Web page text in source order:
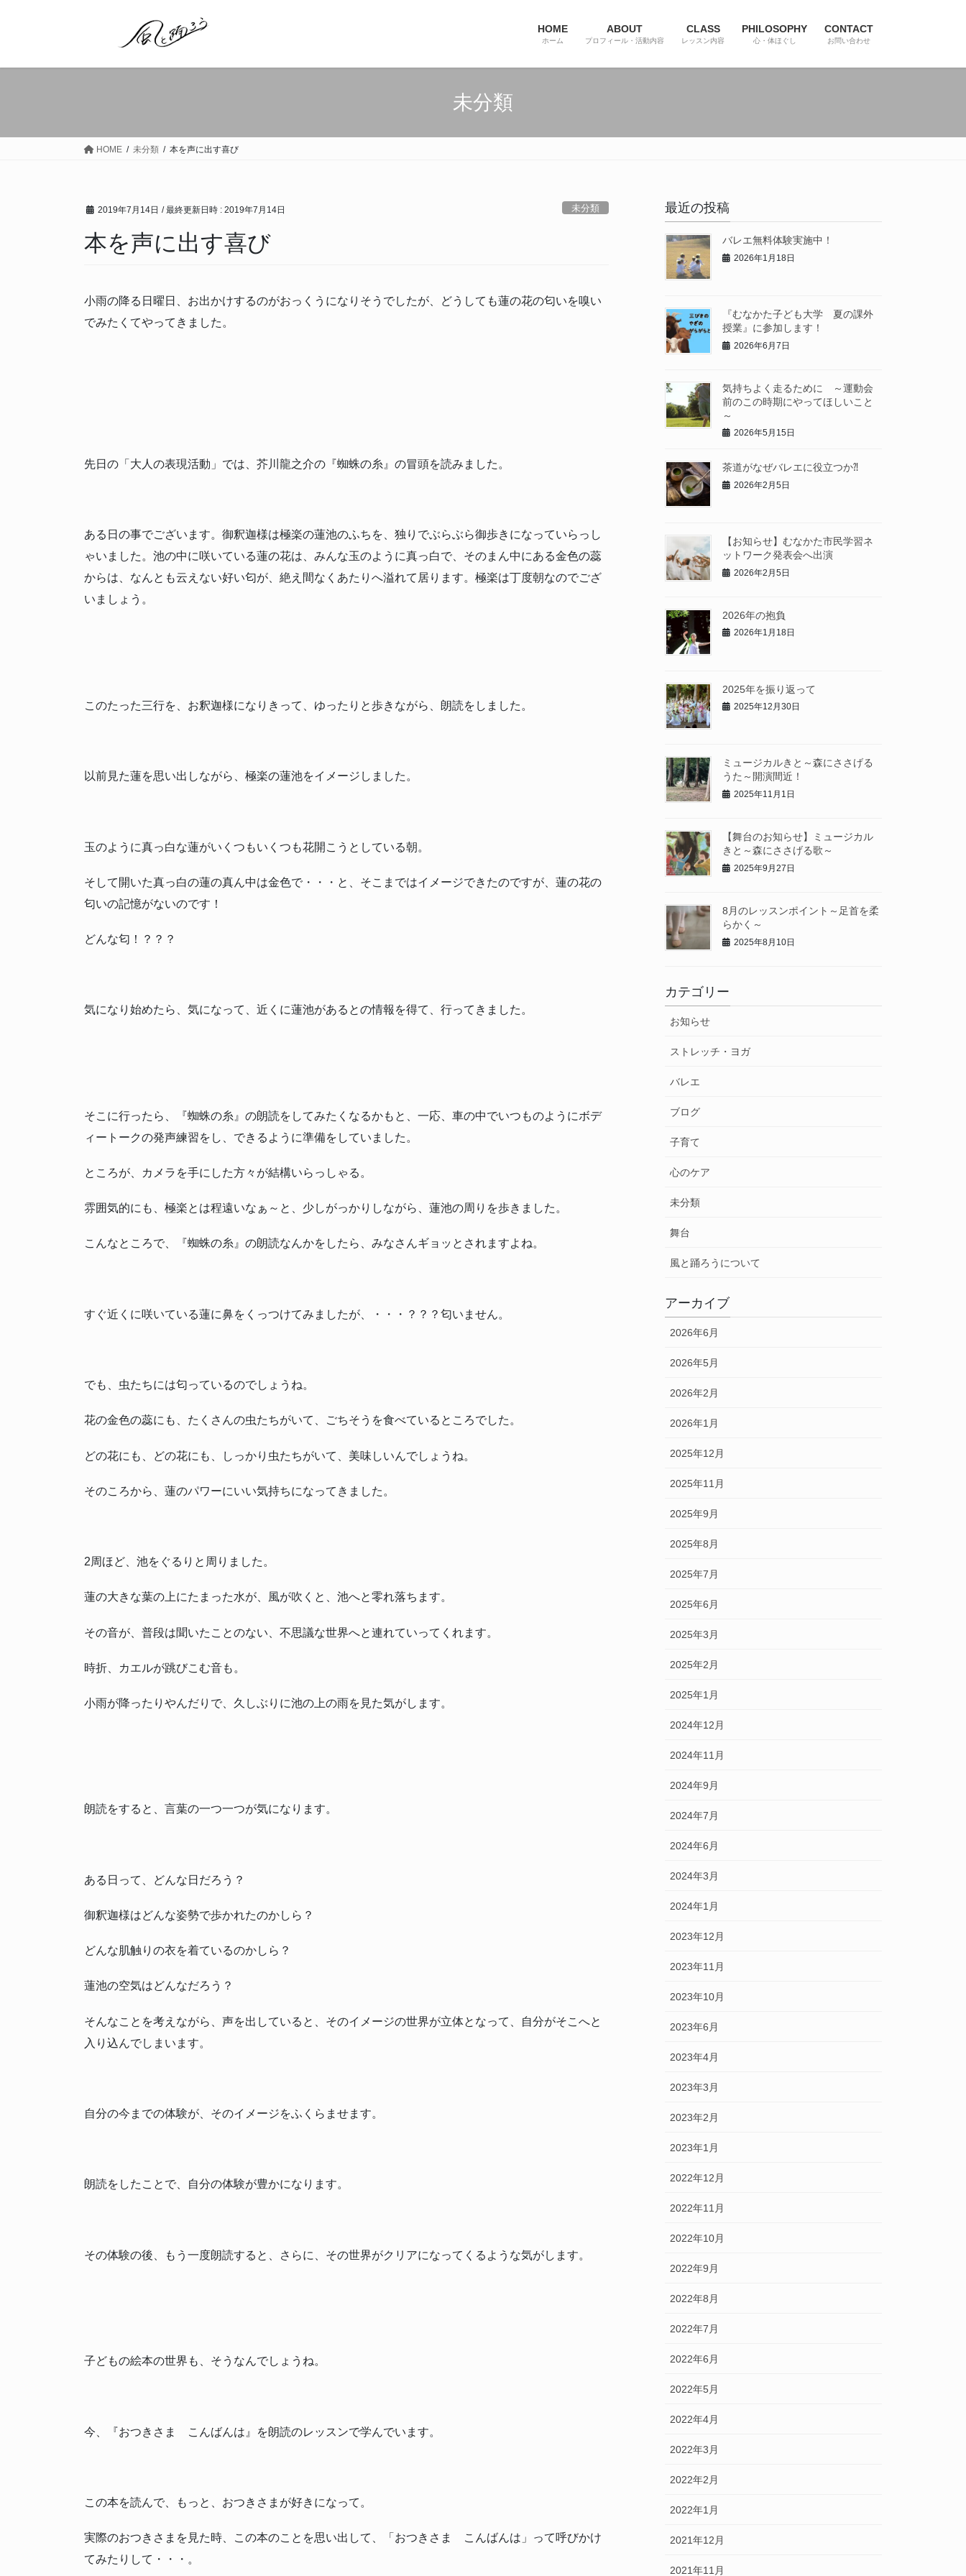
HOME
ホーム
ABOUT
プロフィール・活動内容
CLASS
レッスン内容
PHILOSOPHY
心・体ほぐし
CONTACT
お問い合わせ
未分類
HOME 未分類 本を声に出す喜び
2019年7月14日 / 最終更新日時 : 2019年7月14日 未分類
本を声に出す喜び
小雨の降る日曜日、お出かけするのがおっくうになりそうでしたが、どうしても蓮の花の匂いを嗅い
でみたくてやってきました。
先日の「大人の表現活動」では、芥川龍之介の『蜘蛛の糸』の冒頭を読みました。
ある日の事でございます。御釈迦様は極楽の蓮池のふちを、独りでぶらぶら御歩きになっていらっし
ゃいました。池の中に咲いている蓮の花は、みんな玉のように真っ白で、そのまん中にある金色の蕊
からは、なんとも云えない好い匂が、絶え間なくあたりへ溢れて居ります。極楽は丁度朝なのでござ
いましょう。
このたった三行を、お釈迦様になりきって、ゆったりと歩きながら、朗読をしました。
以前見た蓮を思い出しながら、極楽の蓮池をイメージしました。
玉のように真っ白な蓮がいくつもいくつも花開こうとしている朝。
そして開いた真っ白の蓮の真ん中は金色で・・・と、そこまではイメージできたのですが、蓮の花の
匂いの記憶がないのです！
どんな匂！？？？
気になり始めたら、気になって、近くに蓮池があるとの情報を得て、行ってきました。
そこに行ったら、『蜘蛛の糸』の朗読をしてみたくなるかもと、一応、車の中でいつものようにボデ
ィートークの発声練習をし、できるように準備をしていました。
ところが、カメラを手にした方々が結構いらっしゃる。
雰囲気的にも、極楽とは程遠いなぁ～と、少しがっかりしながら、蓮池の周りを歩きました。
こんなところで、『蜘蛛の糸』の朗読なんかをしたら、みなさんギョッとされますよね。
すぐ近くに咲いている蓮に鼻をくっつけてみましたが、・・・？？？匂いません。
でも、虫たちには匂っているのでしょうね。
花の金色の蕊にも、たくさんの虫たちがいて、ごちそうを食べているところでした。
どの花にも、どの花にも、しっかり虫たちがいて、美味しいんでしょうね。
そのころから、蓮のパワーにいい気持ちになってきました。
2周ほど、池をぐるりと周りました。
蓮の大きな葉の上にたまった水が、風が吹くと、池へと零れ落ちます。
その音が、普段は聞いたことのない、不思議な世界へと連れていってくれます。
時折、カエルが跳びこむ音も。
小雨が降ったりやんだりで、久しぶりに池の上の雨を見た気がします。
朗読をすると、言葉の一つ一つが気になります。
ある日って、どんな日だろう？
御釈迦様はどんな姿勢で歩かれたのかしら？
どんな肌触りの衣を着ているのかしら？
蓮池の空気はどんなだろう？
そんなことを考えながら、声を出していると、そのイメージの世界が立体となって、自分がそこへと
入り込んでしまいます。
自分の今までの体験が、そのイメージをふくらませます。
朗読をしたことで、自分の体験が豊かになります。
その体験の後、もう一度朗読すると、さらに、その世界がクリアになってくるような気がします。
子どもの絵本の世界も、そうなんでしょうね。
今、『おつきさま こんばんは』を朗読のレッスンで学んでいます。
この本を読んで、もっと、おつきさまが好きになって。
実際のおつきさまを見た時、この本のことを思い出して、「おつきさま こんばんは」って呼びかけ
てみたりして・・・。
最近の投稿
バレエ無料体験実施中！
2026年1月18日
『むなかた子ども大学 夏の課外
授業』に参加します！
2026年6月7日
気持ちよく走るために ～運動会
前のこの時期にやってほしいこと
～
2026年5月15日
茶道がなぜバレエに役立つか⁈
2026年2月5日
【お知らせ】むなかた市民学習ネ
ットワーク発表会へ出演
2026年2月5日
2026年の抱負
2026年1月18日
2025年を振り返って
2025年12月30日
ミュージカルきと～森にささげる
うた～開演間近！
2025年11月1日
【舞台のお知らせ】ミュージカル
きと～森にささげる歌～
2025年9月27日
8月のレッスンポイント～足首を柔
らかく～
2025年8月10日
カテゴリー
お知らせ
ストレッチ・ヨガ
バレエ
ブログ
子育て
心のケア
未分類
舞台
風と踊ろうについて
アーカイブ
2026年6月
2026年5月
2026年2月
2026年1月
2025年12月
2025年11月
2025年9月
2025年8月
2025年7月
2025年6月
2025年3月
2025年2月
2025年1月
2024年12月
2024年11月
2024年9月
2024年7月
2024年6月
2024年3月
2024年1月
2023年12月
2023年11月
2023年10月
2023年6月
2023年4月
2023年3月
2023年2月
2023年1月
2022年12月
2022年11月
2022年10月
2022年9月
2022年8月
2022年7月
2022年6月
2022年5月
2022年4月
2022年3月
2022年2月
2022年1月
2021年12月
2021年11月